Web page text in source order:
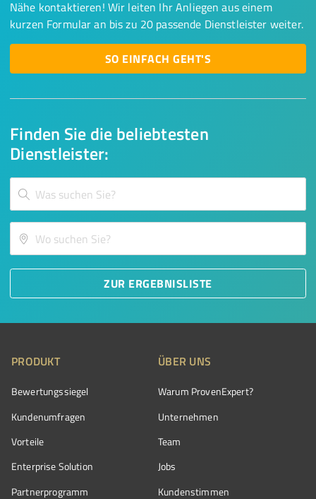
Finden Sie die beliebtesten
Dienstleister:
ZUR ERGEBNISLISTE
Nähe kontaktieren! Wir leiten Ihr Anliegen aus einem
kurzen Formular an bis zu 20 passende Dienstleister weiter.
SO EINFACH GEHT'S
PRODUKT
Bewertungssiegel
Kundenumfragen
Vorteile
Enterprise Solution
Partnerprogramm
ÜBER UNS
Warum ProvenExpert?
Unternehmen
Team
Jobs
Kundenstimmen